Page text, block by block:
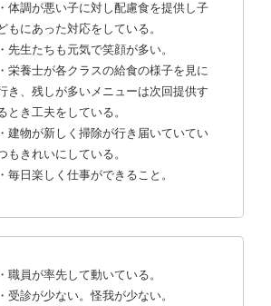
・体調が悪い子に対し配慮食を提供し子
もにあった対応をしている。
・先生たちも元気で笑顔が多い。
・栄養士が各クラスの給食の様子を見に
き、残しが多いメニューは次回提供す
とき工夫をしている。
・建物が新しく掃除が行き届いていてい
もきれいにしている。
・毎日楽しく仕事ができること。
・職員が率先して動いている。
・受診が少ない。怪我が少ない。